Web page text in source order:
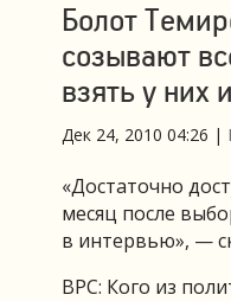
Болот
созывают
взять у них
Дек 24, 2010 04:26 |
«Достаточно
месяц после
в интервью», —
ВРС: Кого из